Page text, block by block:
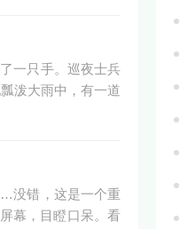
一只手。巡夜士兵
泼大雨中，有一道
没错，这是一个重
幕，目瞪口呆。看